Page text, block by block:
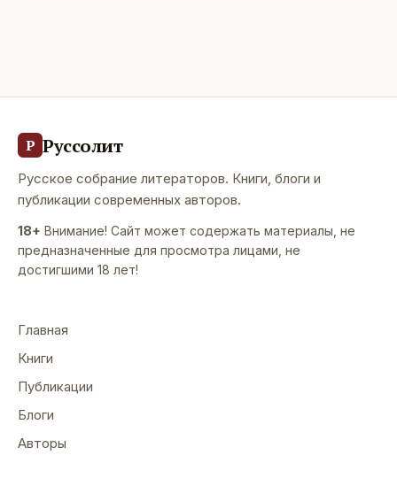
Р Руссолит
Русское собрание литераторов. Книги, блоги и
публикации современных авторов.
18+ Внимание! Сайт может содержать материалы, не
предназначенные для просмотра лицами, не
достигшими 18 лет!
Главная
Книги
Публикации
Блоги
Авторы